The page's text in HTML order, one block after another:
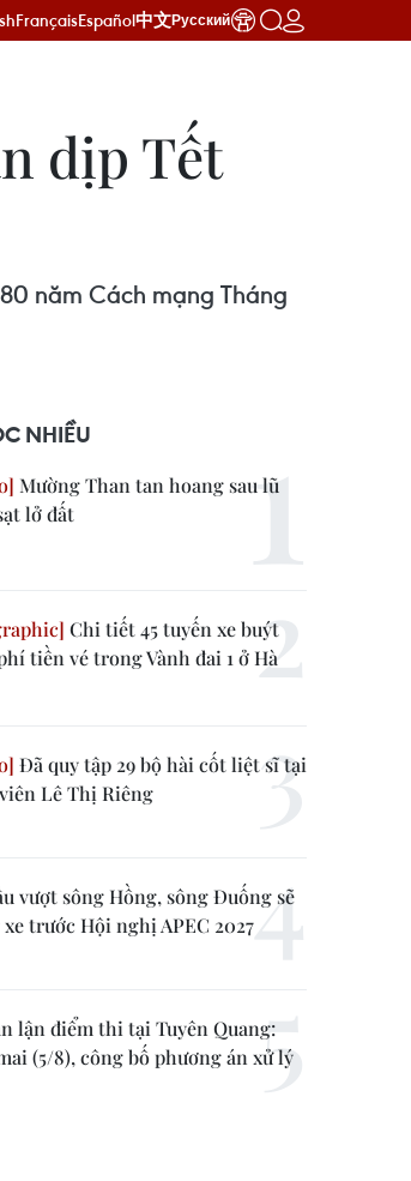
FrançaisEspañol中文Русский
dịp Tết
năm Cách mạng Tháng
NHIỀU
Mường Than tan hoang sau lũ
lở đất
Chi tiết 45 tuyến xe buýt
tiền vé trong Vành đai 1 ở Hà
Đã quy tập 29 bộ hài cốt liệt sĩ tại
Lê Thị Riêng
vượt sông Hồng, sông Đuống sẽ
trước Hội nghị APEC 2027
lận điểm thi tại Tuyên Quang:
(5/8), công bố phương án xử lý